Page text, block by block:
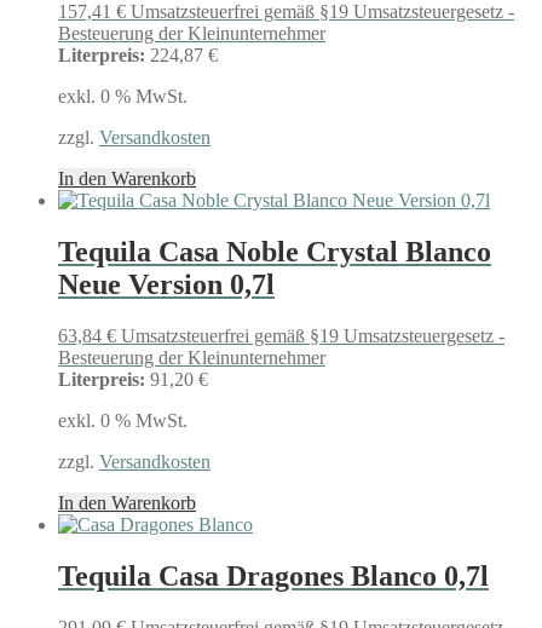
157,41 € Umsatzsteuerfrei gemäß §19 Umsatzsteuergesetz -
Besteuerung der Kleinunternehmer
Literpreis: 224,87 €
exkl. 0 % MwSt.
zzgl. Versandkosten
In den Warenkorb
Tequila Casa Noble Crystal Blanco
Neue Version 0,7l
63,84 € Umsatzsteuerfrei gemäß §19 Umsatzsteuergesetz -
Besteuerung der Kleinunternehmer
Literpreis: 91,20 €
exkl. 0 % MwSt.
zzgl. Versandkosten
In den Warenkorb
Tequila Casa Dragones Blanco 0,7l